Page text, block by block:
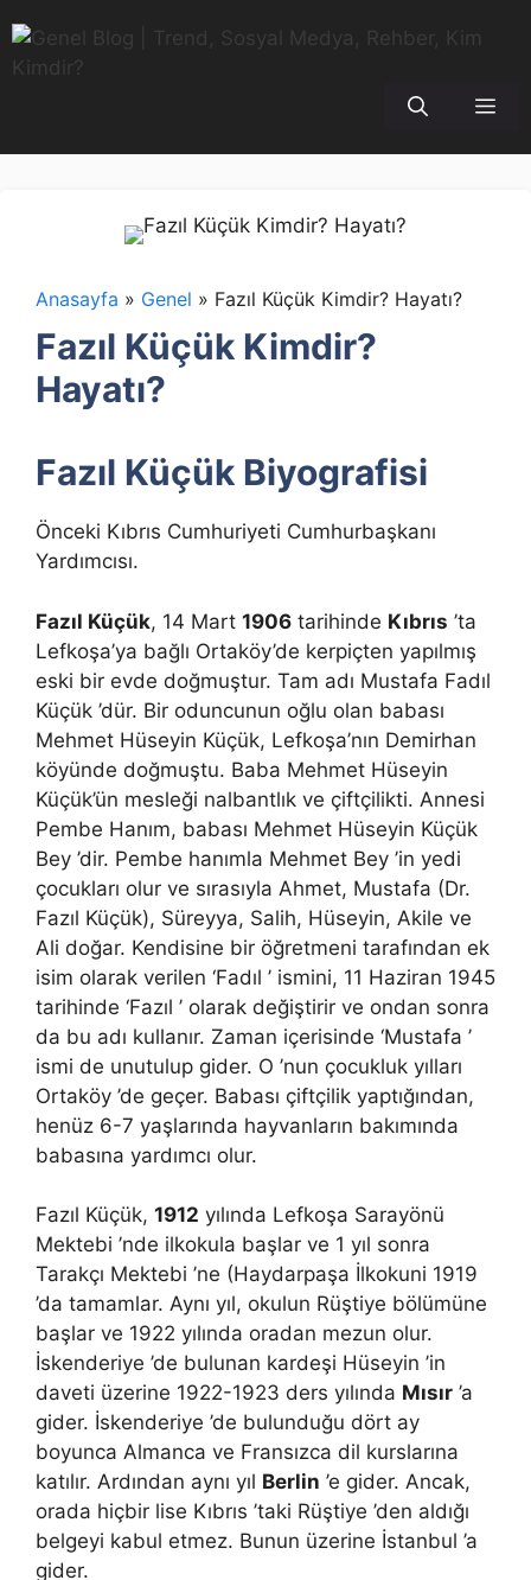
atla
Anasayfa » Genel » Fazıl Küçük Kimdir? Hayatı?
Fazıl Küçük Kimdir?
Hayatı?
Fazıl Küçük Biyografisi
Önceki Kıbrıs Cumhuriyeti Cumhurbaşkanı
Yardımcısı.
Fazıl Küçük, 14 Mart 1906 tarihinde Kıbrıs ’ta
Lefkoşa’ya bağlı Ortaköy’de kerpiçten yapılmış
eski bir evde doğmuştur. Tam adı Mustafa Fadıl
Küçük ’dür. Bir oduncunun oğlu olan babası
Mehmet Hüseyin Küçük, Lefkoşa’nın Demirhan
köyünde doğmuştu. Baba Mehmet Hüseyin
Küçük’ün mesleği nalbantlık ve çiftçilikti. Annesi
Pembe Hanım, babası Mehmet Hüseyin Küçük
Bey ’dir. Pembe hanımla Mehmet Bey ’in yedi
çocukları olur ve sırasıyla Ahmet, Mustafa (Dr.
Fazıl Küçük), Süreyya, Salih, Hüseyin, Akile ve
Ali doğar. Kendisine bir öğretmeni tarafından ek
isim olarak verilen ‘Fadıl ’ ismini, 11 Haziran 1945
tarihinde ‘Fazıl ’ olarak değiştirir ve ondan sonra
da bu adı kullanır. Zaman içerisinde ‘Mustafa ’
ismi de unutulup gider. O ’nun çocukluk yılları
Ortaköy ’de geçer. Babası çiftçilik yaptığından,
henüz 6-7 yaşlarında hayvanların bakımında
babasına yardımcı olur.
Fazıl Küçük, 1912 yılında Lefkoşa Sarayönü
Mektebi ’nde ilkokula başlar ve 1 yıl sonra
Tarakçı Mektebi ’ne (Haydarpaşa İlkokuni 1919
’da tamamlar. Aynı yıl, okulun Rüştiye bölümüne
başlar ve 1922 yılında oradan mezun olur.
İskenderiye ’de bulunan kardeşi Hüseyin ’in
daveti üzerine 1922-1923 ders yılında Mısır ’a
gider. İskenderiye ’de bulunduğu dört ay
boyunca Almanca ve Fransızca dil kurslarına
katılır. Ardından aynı yıl Berlin ’e gider. Ancak,
orada hiçbir lise Kıbrıs ’taki Rüştiye ’den aldığı
belgeyi kabul etmez. Bunun üzerine İstanbul ’a
gider.